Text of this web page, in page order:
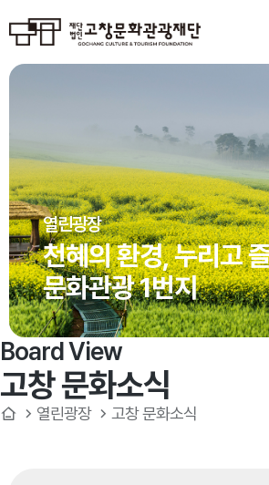
열린광장
천혜의 환경, 누리고
문화관광 1번지
Board View
고창 문화소식
열린광장 고창 문화소식